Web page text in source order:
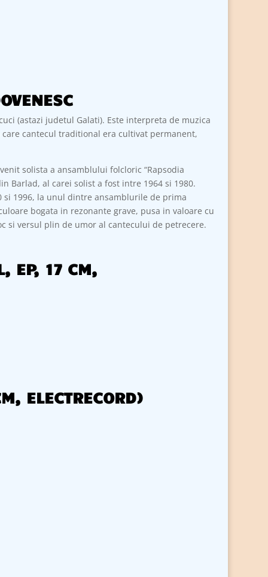
(astazi judetul Galati). Este interpreta de muzica
cantecul traditional era cultivat permanent,
solista a ansamblului folcloric “Rapsodia
Barlad, al carei solist a fost intre 1964 si 1980.
1996, la unul dintre ansamblurile de prima
bogata in rezonante grave, pusa in valoare cu
si versul plin de umor al cantecului de petrecere.
EP, 17 CM,
ELECTRECORD)